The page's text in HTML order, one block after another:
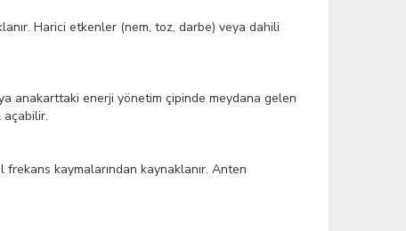
Harici etkenler (nem, toz, darbe) veya dahili
anakarttaki enerji yönetim çipinde meydana gelen
açabilir.
frekans kaymalarından kaynaklanır. Anten